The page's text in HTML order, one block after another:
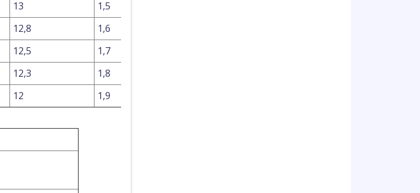
13
1,5
12,8
1,6
12,5
1,7
12,3
1,8
12
1,9